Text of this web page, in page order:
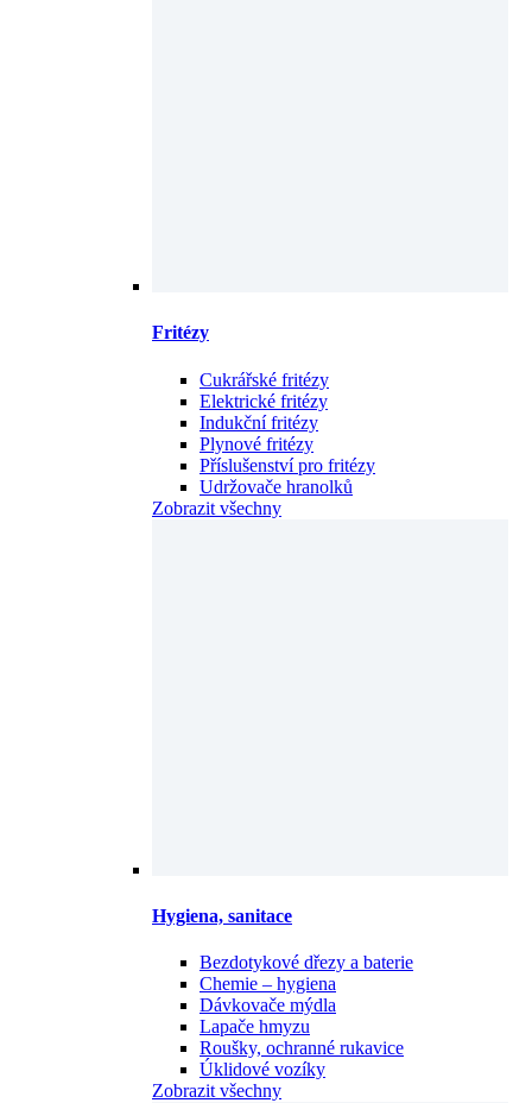
Fritézy
Cukrářské fritézy
Elektrické fritézy
Indukční fritézy
Plynové fritézy
Příslušenství pro fritézy
Udržovače hranolků
Zobrazit všechny
Hygiena, sanitace
Bezdotykové dřezy a baterie
Chemie – hygiena
Dávkovače mýdla
Lapače hmyzu
Roušky, ochranné rukavice
Úklidové vozíky
Zobrazit všechny